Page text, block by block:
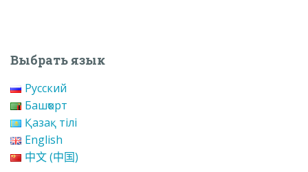
Выбрать язык
Русский
Башҡорт
Қазақ тілі
English
中文 (中国)